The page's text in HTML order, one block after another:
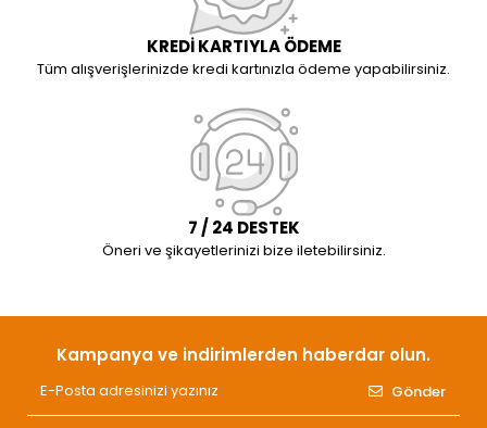
KREDİ KARTIYLA ÖDEME
Tüm alışverişlerinizde kredi kartınızla ödeme yapabilirsiniz.
7 / 24 DESTEK
Öneri ve şikayetlerinizi bize iletebilirsiniz.
Kampanya ve indirimlerden haberdar olun.
Gönder